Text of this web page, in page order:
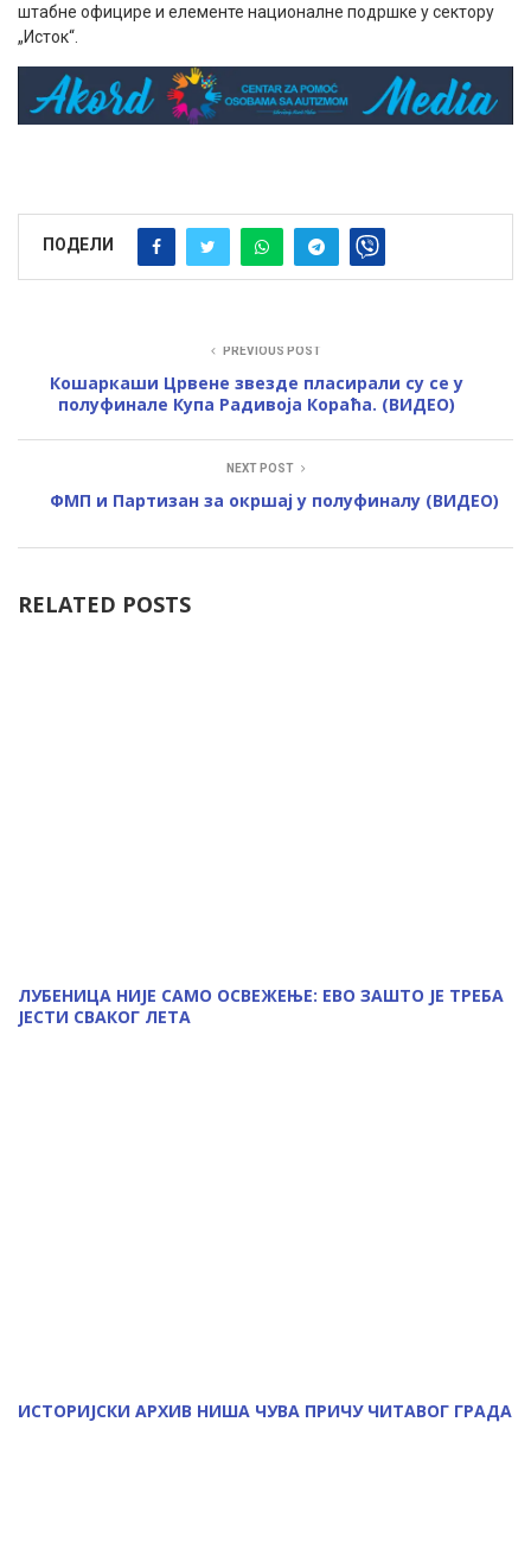
штабне официре и елементе националне подршке у сектору
„Исток“.
ПОДЕЛИ
PREVIOUS POST
Кошаркаши Црвене звезде пласирали су се у
полуфинале Купа Радивоја Кораћа. (ВИДЕО)
NEXT POST
ФМП и Партизан за окршај у полуфиналу (ВИДЕО)
RELATED POSTS
ЛУБЕНИЦА НИЈЕ САМО ОСВЕЖЕЊЕ: ЕВО ЗАШТО ЈЕ ТРЕБА
ЈЕСТИ СВАКОГ ЛЕТА
ИСТОРИЈСКИ АРХИВ НИША ЧУВА ПРИЧУ ЧИТАВОГ ГРАДА